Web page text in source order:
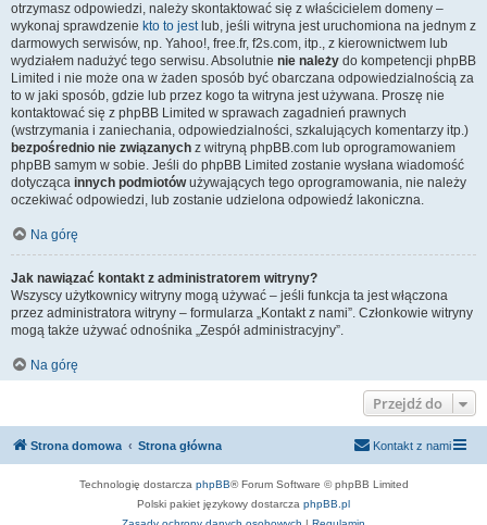
otrzymasz odpowiedzi, należy skontaktować się z właścicielem domeny –
wykonaj sprawdzenie kto to jestlub, jeśli witryna jest uruchomiona na jednym z
darmowych serwisów, np. Yahoo!, free.fr, f2s.com, itp., z kierownictwem lub
wydziałem nadużyć tego serwisu. Absolutnie nie należy do kompetencji phpBB
Limited i nie może ona w żaden sposób być obarczana odpowiedzialnością za
to w jaki sposób, gdzie lub przez kogo ta witryna jest używana. Proszę nie
kontaktować się z phpBB Limited w sprawach zagadnień prawnych
(wstrzymania i zaniechania, odpowiedzialności, szkalujących komentarzy itp.)
bezpośrednio nie związanych z witryną phpBB.com lub oprogramowaniem
phpBB samym w sobie. Jeśli do phpBB Limited zostanie wysłana wiadomość
dotycząca innych podmiotówużywających tego oprogramowania, nie należy
oczekiwać odpowiedzi, lub zostanie udzielona odpowiedź lakoniczna.
Na górę
Jak nawiązać kontakt z administratorem witryny?
Wszyscy użytkownicy witryny mogą używać – jeśli funkcja ta jest włączona
przez administratora witryny – formularza „Kontakt z nami”. Członkowie witryny
mogą także używać odnośnika „Zespół administracyjny”.
Na górę
Przejdź do
Strona domowa Strona główna Kontakt z nami
Technologię dostarcza phpBB® Forum Software © phpBB Limited
Polski pakiet językowy dostarcza phpBB.pl